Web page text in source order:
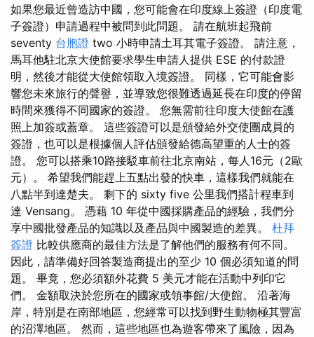
如果您最近曾造訪中國，您可能會在印度線上簽證（印度電
子簽證）申請過程中被問到此問題。 請在航班起飛前
seventy 台胞證 two 小時申請土耳其電子簽證。 請注意，
馬耳他駐北京大使館要求學生申請人提供 ESE 的付款證
明，然後才能從大使館領取入境簽證。 同樣，它可能會影
響您未來旅行的聲譽，並導致您很難透過延長在印度的停留
時間來獲得不同國家的簽證。 您無需前往印度大使館在護
照上加簽或蓋章。 這些簽證可以是頒發給外交使團成員的
簽證，也可以是根據個人評估頒發給德高望重的人士的簽
證。 您可以搭乘10路接駁車前往北京南站，每人16元（2歐
元）。 希望我們能趕上五點出發的快車，這樣我們就能在
八點半到達楚夫。 剩下的 sixty five 公里我們搭計程車到
達 Vensang。 憑藉 10 年從中國採購產品的經驗，我們分
享中國批發產品的知識以及產品與中國製造的差異。 杜拜
簽證 比較供應商的最佳方法是了解他們的服務有何不同。
因此，請準備好回答製造商提出的至少 10 個必須知道的問
題。 畢竟，您必須額外花費 5 美元才能在活動中列印它
們。 金額取決於您所在的國家或領事館/大使館。 沿著海
岸，特別是在南部地區，您經常可以找到野生動物極其豐富
的沼澤地區。 然而，這些地區也為遊客帶來了風險，因為